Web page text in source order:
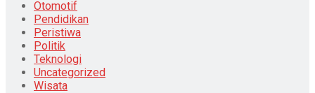
Otomotif
Pendidikan
Peristiwa
Politik
Teknologi
Uncategorized
Wisata